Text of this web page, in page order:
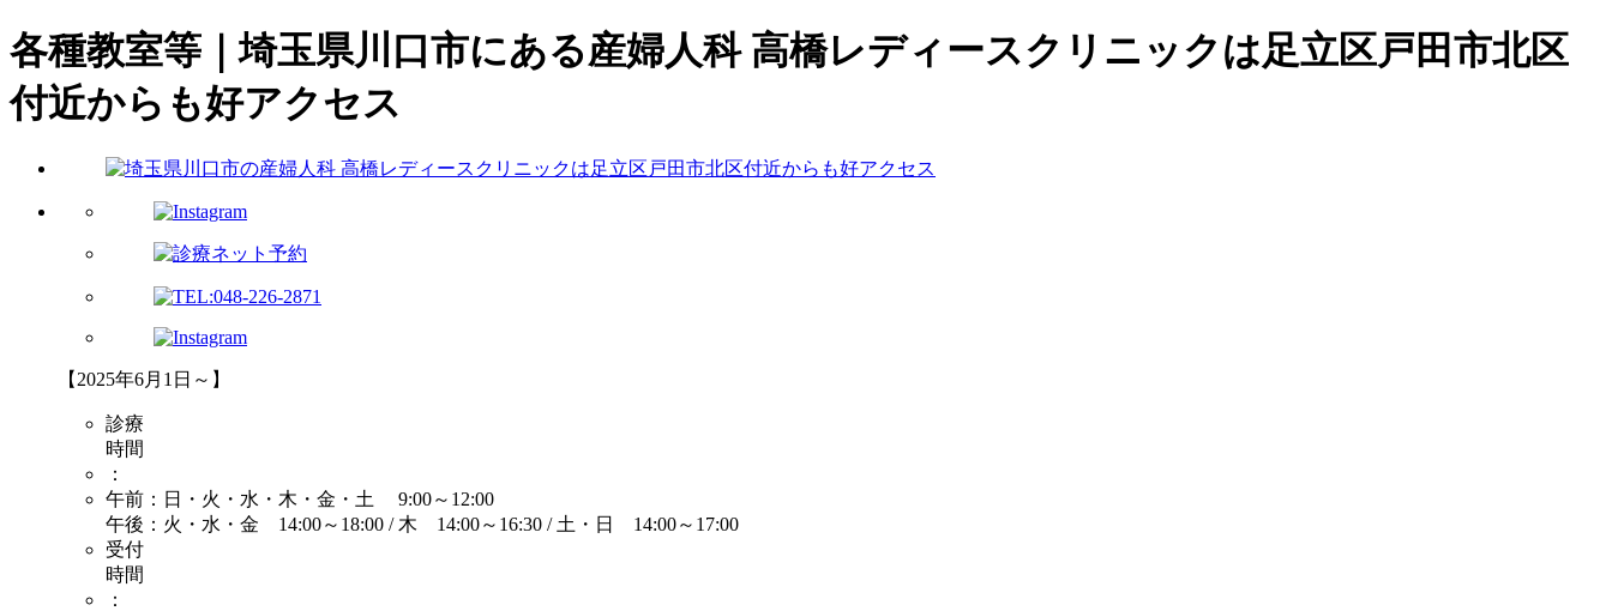
各種教室等｜埼玉県川口市にある産婦人科 高橋レディースクリニックは足立区戸田市北区
付近からも好アクセス
【2025年6月1日～】
診療
時間
：
午前：日・火・水・木・金・土 9:00～12:00
午後：火・水・金 14:00～18:00 / 木 14:00～16:30 / 土・日 14:00～17:00
受付
時間
：